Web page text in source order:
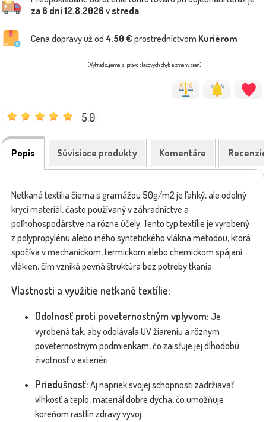
za 6 dní12.8.2026 v streda
Cena dopravy už od 4.50 € prostredníctvom Kuriérom
(Vyhradzujeme si právo tlačových chýb a zmeny cien)
5.0
Popis Súvisiace produkty Komentáre
Netkaná textília čierna s gramážou 50g/m2 je ľahký, ale odolný
krycí materiál, často používaný v záhradníctve a
poľnohospodárstve na rôzne účely. Tento typ textílie je vyrobený
z polypropylénu alebo iného syntetického vlákna metodou, ktorá
spočíva v mechanickom, termickom alebo chemickom spájaní
vlákien, čím vzniká pevná štruktúra bez potreby tkania.
Vlastnosti a využitie netkané textílie:
Odolnosť proti poveternostným vplyvom: Je
vyrobená tak, aby odolávala UV žiareniu a rôznym
poveternostným podmienkam, čo zaisťuje jej dlhodobú
životnosť v exteriéri.
Priedušnosť: Aj napriek svojej schopnosti zadržiavať
vlhkosť a teplo, materiál dobre dýcha, čo umožňuje
koreňom rastlín zdravý vývoj.